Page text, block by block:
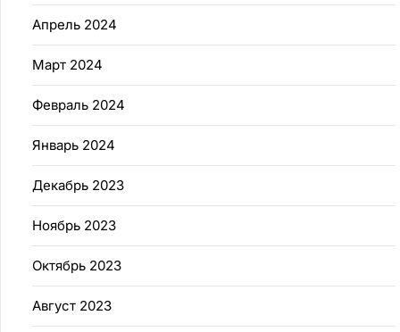
Апрель 2024
Март 2024
Февраль 2024
Январь 2024
Декабрь 2023
Ноябрь 2023
Октябрь 2023
Август 2023